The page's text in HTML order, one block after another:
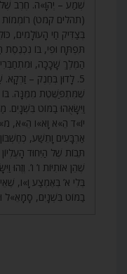
שְׁמַע – יְהֹוָ»ה. חֶרֶב
(תהלים קמט) רוֹמְמוֹת
בְּצַדִּיק חַי הָעוֹלָמִים,
תִּפְתָּח וּפִי, בּוֹ
הַמֶּלֶךְ שָׁכָכָה,
5. לָדוּן בְּחֶנֶק – זַרְקָא.
שֶׁמִּתְפַּשֶּׁטֶת מִמֶּנָּה. בּוֹ
וַיִּשָּׂאֻהוּ בַמּוֹט
יוֹ»ד הֵ»א וָא»ו הֵ»א,
אַרְבָּעִים וָתֵשַׁע,
תֵּבוֹת שֶׁל הַיִּחוּד
שֶׁהֵן אוֹתִיּוֹת ו’ ו’.
בְּלִי א’ בְּאֶמְצַע וָ»ו,
בַמּוֹט בִּשְׁנָיִם, סָמָאֵ»ל